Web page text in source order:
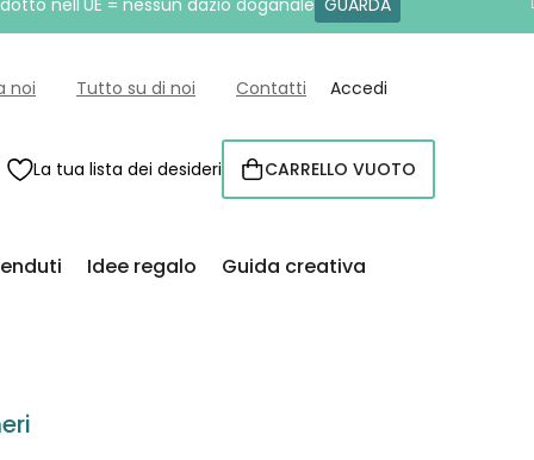
nell'UE = nessun dazio doganale GUARDA
noi Tutto su di noi Contatti Accedi
La tua lista dei desideri CARRELLO
CARRELLO VUOTO
Idee regalo Guida creativa